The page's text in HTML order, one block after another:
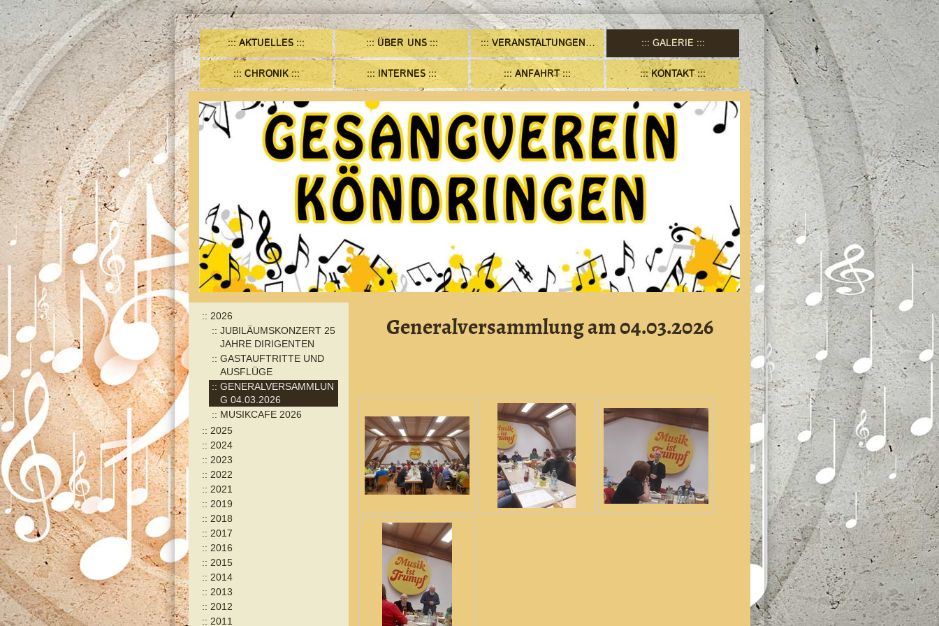
AKTUELLES ÜBER UNS VERANSTALTUNGEN/TERMINE GALERIE
CHRONIK INTERNES ANFAHRT KONTAKT
Generalversammlung am 04.03.2026
2026
JUBILÄUMSKONZERT 25
JAHRE DIRIGENTEN
GASTAUFTRITTE UND
AUSFLÜGE
GENERALVERSAMMLUN
G 04.03.2026
MUSIKCAFE 2026
2025
2024
2023
2022
2021
2019
2018
2017
2016
2015
2014
2013
2012
2011